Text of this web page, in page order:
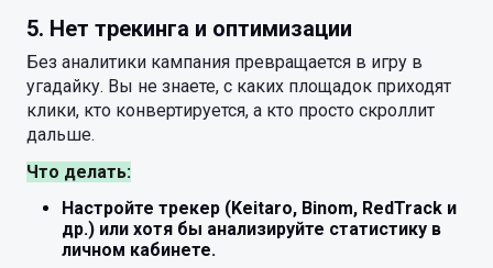
5. Нет трекинга и оптимизации
Без аналитики кампания превращается в игру в
угадайку. Вы не знаете, с каких площадок приходят
клики, кто конвертируется, а кто просто скроллит
дальше.
Что делать:
Настройте трекер (Keitaro, Binom, RedTrack и
др.) или хотя бы анализируйте статистику в
личном кабинете.